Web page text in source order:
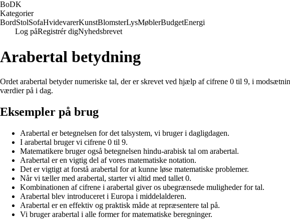
BoDK
Kategorier
BordStolSofaHvidevarerKunstBlomsterLysMøblerBudgetEnergi
Log påRegistrér digNyhedsbrevet
Arabertal betydning
Ordet arabertal betyder numeriske tal, der er skrevet ved hjælp af cifrene 0 til 9, i
værdier på i dag.
Eksempler på brug
Arabertal er betegnelsen for det talsystem, vi bruger i dagligdagen.
I arabertal bruger vi cifrene 0 til 9.
Matematikere bruger også betegnelsen hindu-arabisk tal om arabertal.
Arabertal er en vigtig del af vores matematiske notation.
Det er vigtigt at forstå arabertal for at kunne løse matematiske problemer.
Når vi tæller med arabertal, starter vi altid med tallet 0.
Kombinationen af cifrene i arabertal giver os ubegrænsede muligheder for tal.
Arabertal blev introduceret i Europa i middelalderen.
Arabertal er en effektiv og praktisk måde at repræsentere tal på.
Vi bruger arabertal i alle former for matematiske beregninger.